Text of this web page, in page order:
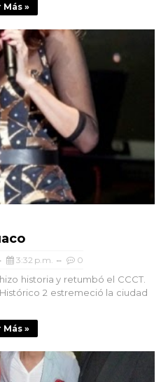
Más »
3:32 p.m. 0
historia y retumbó el CCCT.
2 estremeció la ciudad
Más »